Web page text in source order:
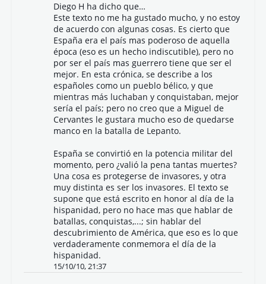
Diego H ha dicho que…
Este texto no me ha gustado mucho, y no estoy
de acuerdo con algunas cosas. Es cierto que
España era el país mas poderoso de aquella
época (eso es un hecho indiscutible), pero no
por ser el país mas guerrero tiene que ser el
mejor. En esta crónica, se describe a los
españoles como un pueblo bélico, y que
mientras más luchaban y conquistaban, mejor
sería el país; pero no creo que a Miguel de
Cervantes le gustara mucho eso de quedarse
manco en la batalla de Lepanto.
España se convirtió en la potencia militar del
momento, pero ¿valió la pena tantas muertes?
Una cosa es protegerse de invasores, y otra
muy distinta es ser los invasores. El texto se
supone que está escrito en honor al día de la
hispanidad, pero no hace mas que hablar de
batallas, conquistas,...; sin hablar del
descubrimiento de América, que eso es lo que
verdaderamente conmemora el día de la
hispanidad.
15/10/10, 21:37